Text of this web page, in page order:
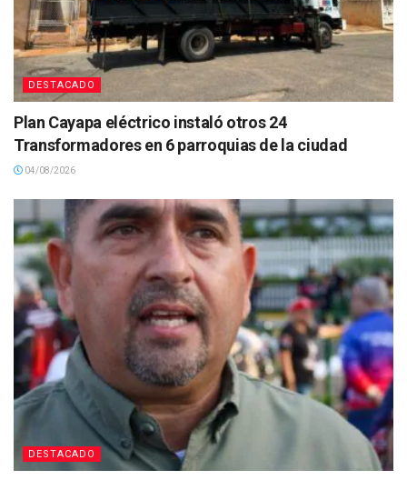
DESTACADO
Plan Cayapa eléctrico instaló otros 24
Transformadores en 6 parroquias de la ciudad
04/08/2026
DESTACADO